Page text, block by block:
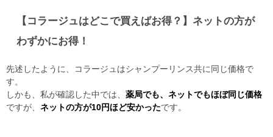
【コラージュはどこで買えばお得？】ネットの方が
わずかにお得！
先述したように、コラージュはシャンプーリンス共に同じ価格で
す。
しかも、私が確認した中では、 薬局でも、ネットでもほぼ同じ価格
ですが、 ネットの方が10円ほど安かったです。